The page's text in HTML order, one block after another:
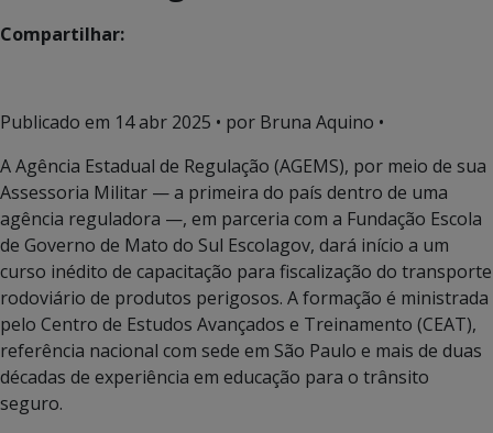
Compartilhar:
Publicado em 14 abr 2025 • por Bruna Aquino •
A Agência Estadual de Regulação (AGEMS), por meio de sua
Assessoria Militar — a primeira do país dentro de uma
agência reguladora —, em parceria com a Fundação Escola
de Governo de Mato do Sul Escolagov, dará início a um
curso inédito de capacitação para fiscalização do transporte
rodoviário de produtos perigosos. A formação é ministrada
pelo Centro de Estudos Avançados e Treinamento (CEAT),
referência nacional com sede em São Paulo e mais de duas
décadas de experiência em educação para o trânsito
seguro.